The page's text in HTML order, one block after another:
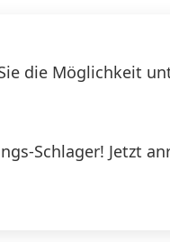
die Möglichkeit
Schlager! Jetzt